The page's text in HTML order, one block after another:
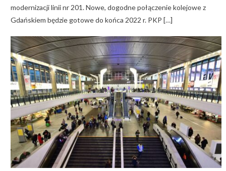
modernizacji linii nr 201. Nowe, dogodne połączenie kolejowe z
Gdańskiem będzie gotowe do końca 2022 r. PKP […]